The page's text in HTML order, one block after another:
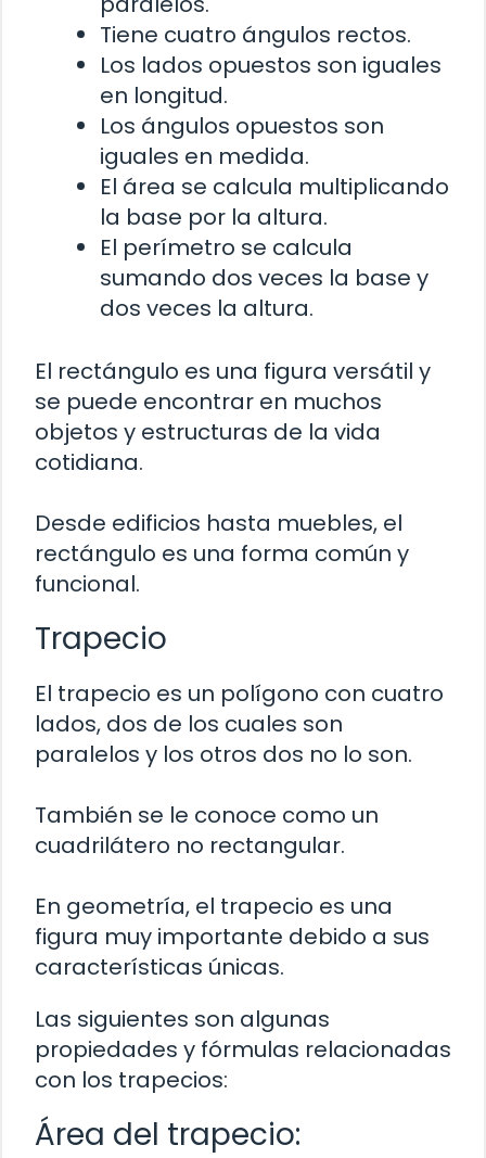
Tiene cuatro ángulos rectos.
Los lados opuestos son iguales
en longitud.
Los ángulos opuestos son
iguales en medida.
El área se calcula multiplicando
la base por la altura.
El perímetro se calcula
sumando dos veces la base y
dos veces la altura.
El rectángulo es una figura versátil y
se puede encontrar en muchos
objetos y estructuras de la vida
cotidiana.
Desde edificios hasta muebles, el
rectángulo es una forma común y
funcional.
Trapecio
El trapecio es un polígono con cuatro
lados, dos de los cuales son
paralelos y los otros dos no lo son.
También se le conoce como un
cuadrilátero no rectangular.
En geometría, el trapecio es una
figura muy importante debido a sus
características únicas.
Las siguientes son algunas
propiedades y fórmulas relacionadas
con los trapecios:
Área del trapecio: